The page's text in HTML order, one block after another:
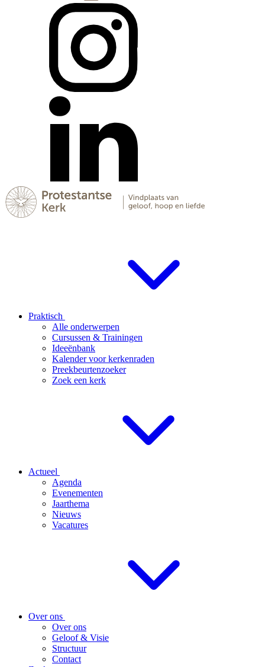
Praktisch
Alle onderwerpen
Cursussen & Trainingen
Ideeënbank
Kalender voor kerkenraden
Preekbeurtenzoeker
Zoek een kerk
Actueel
Agenda
Evenementen
Jaarthema
Nieuws
Vacatures
Over ons
Over ons
Geloof & Visie
Structuur
Contact